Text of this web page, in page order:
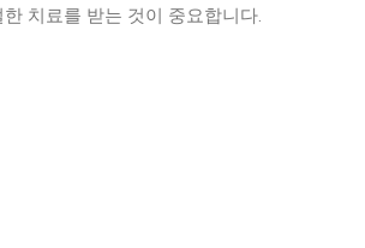
치료를 받는 것이 중요합니다.